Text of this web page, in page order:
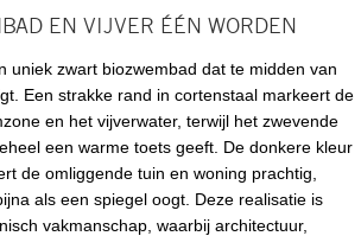
EN VIJVER ÉÉN WORDEN
uniek zwart biozwembad dat te midden van
Een strakke rand in cortenstaal markeert de
en het vijverwater, terwijl het zwevende
een warme toets geeft. De donkere kleur
de omliggende tuin en woning prachtig,
als een spiegel oogt. Deze realisatie is
vakmanschap, waarbij architectuur,